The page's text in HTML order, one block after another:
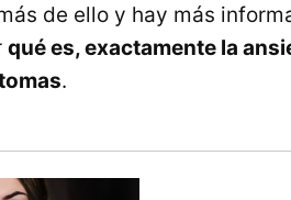
de ello y hay más
qué es, exactamente la
.